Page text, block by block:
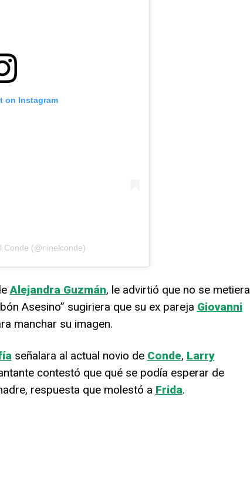
on Instagram
Conde (@ninelconde)
Alejandra Guzmán, le advirtió que no se metiera
Asesino” sugiriera que su ex pareja Giovanni
manchar su imagen.
señalara al actual novio de Conde, Larry
contestó que qué se podía esperar de
respuesta que molestó a Frida.